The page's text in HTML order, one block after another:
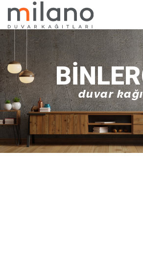
duvar